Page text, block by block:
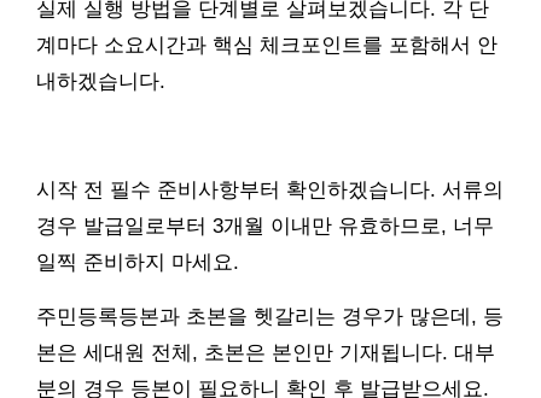
실제 실행 방법을 단계별로 살펴보겠습니다. 각 단
계마다 소요시간과 핵심 체크포인트를 포함해서 안
내하겠습니다.
시작 전 필수 준비사항부터 확인하겠습니다. 서류의
경우 발급일로부터 3개월 이내만 유효하므로, 너무
일찍 준비하지 마세요.
주민등록등본과 초본을 헷갈리는 경우가 많은데, 등
본은 세대원 전체, 초본은 본인만 기재됩니다. 대부
분의 경우 등본이 필요하니 확인 후 발급받으세요.